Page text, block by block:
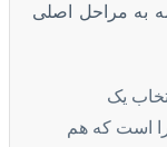
به مراحل اصلی
یک
است که هم